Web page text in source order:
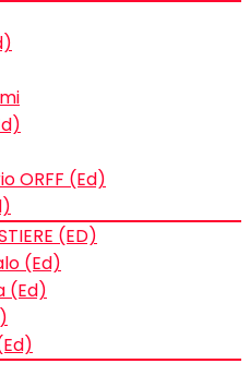
ORFF (Ed)
(ED)
(Ed)
(Ed)